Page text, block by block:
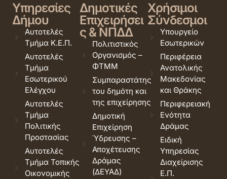
Υπηρεσίες
Δήμου
Αυτοτελές
Τμήμα Κ.Ε.Π.
Αυτοτελές
Τμήμα
Εσωτερικού
Ελέγχου
Αυτοτελές
Τμήμα
Πολιτικής
Προστασίας
Αυτοτελές
Τμήμα Τοπικής
Οικονομικής
Δημοτικές
Επιχειρήσει
ς & ΝΠΔΔ
Πολιτιστικός
Οργανισμός –
ΦΤΜΜ
Συμπαραστάτης
του δημότη και
της επιχείρησης
Δημοτική
Επιχείρηση
Ύδρευσης –
Αποχέτευσης
Δράμας
(ΔΕΥΑΔ)
Χρήσιμοι
Σύνδεσμοι
Υπουργείο
Εσωτερικών
Περιφέρεια
Ανατολικής
Μακεδονίας
και Θράκης
Περιφερειακή
Ενότητα
Δράμας
Ειδική
Υπηρεσίας
Διαχείρισης
Ε.Π.